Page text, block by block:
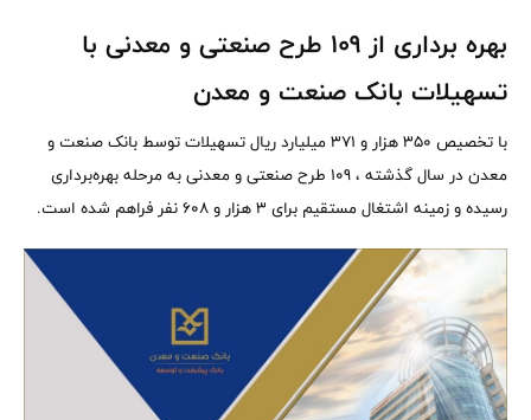
بهره برداری از 109 طرح صنعتی و معدنی با
تسهیلات بانک صنعت و معدن
با تخصیص 350 هزار و 371 میلیارد ریال تسهیلات توسط بانک صنعت و
معدن در سال گذشته ، 109 طرح صنعتی و معدنی به مرحله بهره‌برداری
رسیده و زمینه اشتغال مستقیم برای 3 هزار و 608 نفر فراهم شده است.